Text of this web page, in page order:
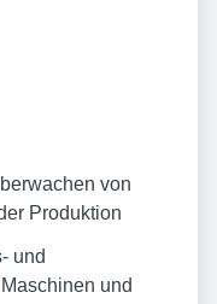
von
Produktion
und
und